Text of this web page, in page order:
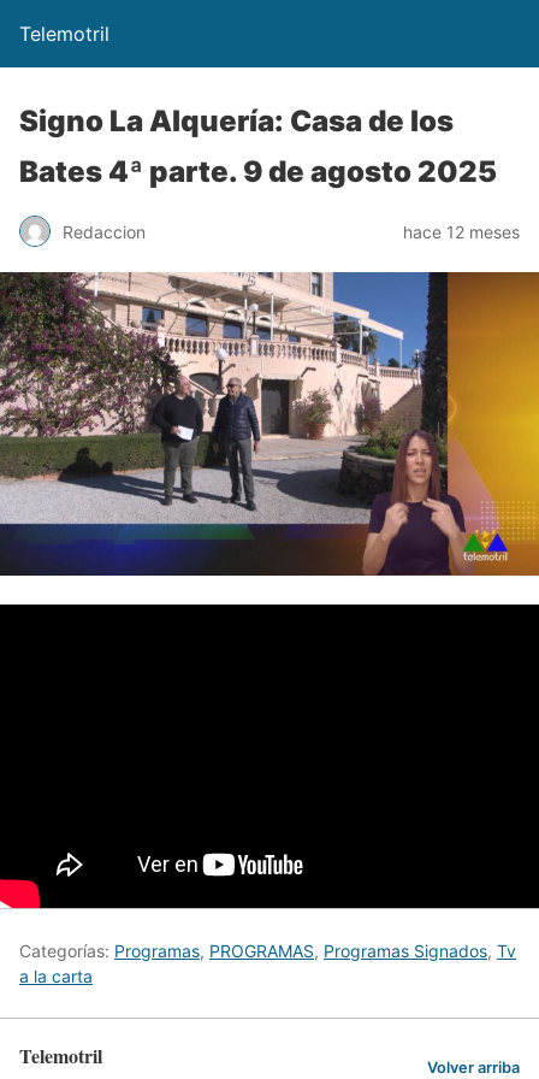
Telemotril
Signo La Alquería: Casa de los
Bates 4ª parte. 9 de agosto 2025
Redaccion hace 12 meses
Categorías: Programas, PROGRAMAS, Programas Signados, Tv
a la carta
Telemotril Volver arriba